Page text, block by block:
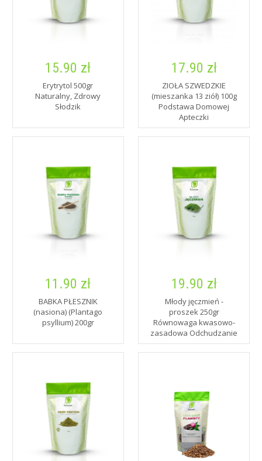
15.90 zł
Erytrytol 500gr
Naturalny, Zdrowy
Słodzik
17.90 zł
ZIOŁA SZWEDZKIE
(mieszanka 13 ziół) 100g
Podstawa Domowej
Apteczki
11.90 zł
BABKA PŁESZNIK
(nasiona) (Plantago
psyllium) 200gr
19.90 zł
Młody jęczmień -
proszek 250gr
Równowaga kwasowo-
zasadowa Odchudzanie